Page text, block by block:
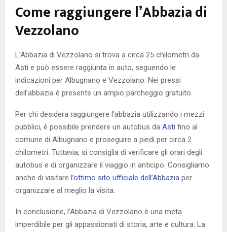
Come raggiungere l’Abbazia di
Vezzolano
L’Abbazia di Vezzolano si trova a circa 25 chilometri da
Asti e può essere raggiunta in auto, seguendo le
indicazioni per Albugnano e Vezzolano. Nei pressi
dell’abbazia è presente un ampio parcheggio gratuito.
Per chi desidera raggiungere l’abbazia utilizzando i mezzi
pubblici, è possibile prendere un autobus da Asti fino al
comune di Albugnano e proseguire a piedi per circa 2
chilometri. Tuttavia, si consiglia di verificare gli orari degli
autobus e di organizzare il viaggio in anticipo. Consigliamo
anche di visitare l’ottimo sito ufficiale dell’Abbazia per
organizzare al meglio la visita.
In conclusione, l’Abbazia di Vezzolano è una meta
imperdibile per gli appassionati di storia, arte e cultura. La